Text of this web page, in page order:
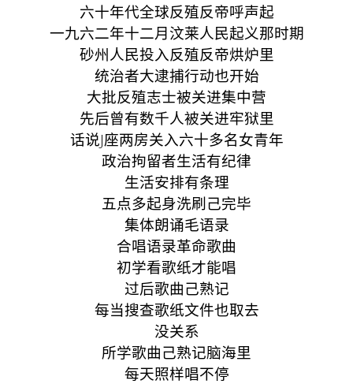
六十年代全球反殖反帝呼声起
一九六二年十二月汶莱人民起义那时期
砂州人民投入反殖反帝烘炉里
统治者大逮捕行动也开始
大批反殖志士被关进集中营
先后曾有数千人被关进牢狱里
话说J座两房关入六十多名女青年
政治拘留者生活有纪律
生活安排有条理
五点多起身洗刷己完毕
集体朗诵毛语录
合唱语录革命歌曲
初学看歌纸才能唱
过后歌曲己熟记
每当搜查歌纸文件也取去
没关系
所学歌曲己熟记脑海里
每天照样唱不停